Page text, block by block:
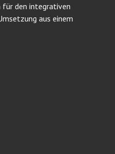
für den integrativen
aus einem